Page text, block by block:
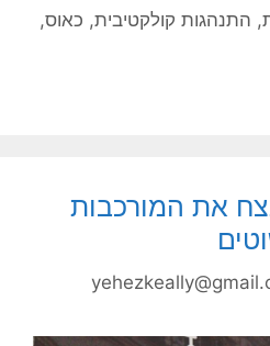
, התנהגות קולקטיבית, כאוס,
את המורכבות